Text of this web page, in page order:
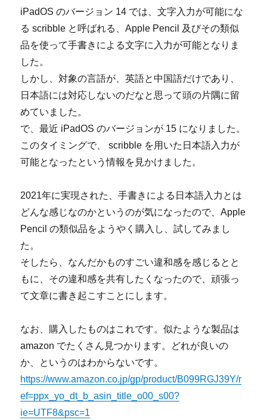
iPadOS のバージョン 14 では、文字入力が可能にな
る scribble と呼ばれる、Apple Pencil 及びその類似
品を使って手書きによる文字に入力が可能となりま
した。
しかし、対象の言語が、英語と中国語だけであり、
日本語には対応しないのだなと思って頭の片隅に留
めていました。
で、最近 iPadOS のバージョンが 15 になりました。
このタイミングで、 scribble を用いた日本語入力が
可能となったという情報を見かけました。
2021年に実現された、手書きによる日本語入力とは
どんな感じなのかというのが気になったので、Apple
Pencil の類似品をようやく購入し、試してみまし
た。
そしたら、なんだかものすごい違和感を感じるとと
もに、その違和感を共有したくなったので、頑張っ
て文章に書き起こすことにします。
なお、購入したものはこれです。似たような製品は
amazon でたくさん見つかります。どれが良いの
か、というのはわからないです。
https://www.amazon.co.jp/gp/product/B099RGJ39Y/r
ef=ppx_yo_dt_b_asin_title_o00_s00?
ie=UTF8&psc=1